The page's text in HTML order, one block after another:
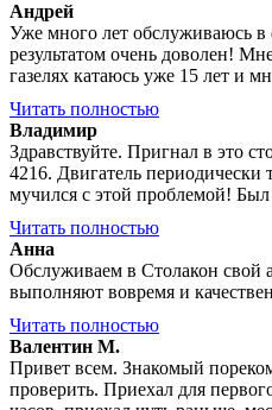
Андрей
Уже много лет обслуживаюсь в
результатом очень доволен!
газелях катаюсь уже 15 лет и
Читать полностью
Владимир
Здравствуйте. Пригнал в это
4216. Двигатель периодически
мучился с этой проблемой! Был
Читать полностью
Анна
Обслуживаем в Столакон свой
выполняют вовремя и
Читать полностью
Валентин М.
Привет всем. Знакомый
проверить. Приехал для